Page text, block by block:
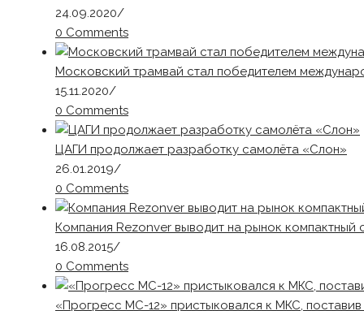
24.09.2020/
0 Comments
Московский трамвай стал победителем
15.11.2020/
0 Comments
ЦАГИ продолжает разработку самолёта «Слон»
26.01.2019/
0 Comments
Компания Rezonver выводит на рынок компактный
16.08.2015/
0 Comments
«Прогресс МС-12» пристыковался к МКС,